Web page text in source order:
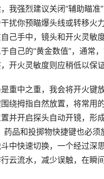
我强烈建议关闭“辅助瞄准
扰你预瞄爆头线或转移火
己手中，镜头和开火灵敏
自己的“黄金数值”，通常
开火灵敏度则应稍低以保
重中之重，我会将开火键
绕拇指自然放置，将常用
并开启探头自动开镜，形
药品和投掷物快捷键也必须
中快速切换，一个经过深
云流水，减少误触，在瞬